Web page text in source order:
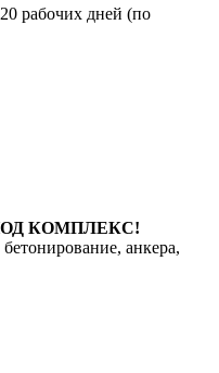
рабочих дней (по
КОМПЛЕКС!
анкера,